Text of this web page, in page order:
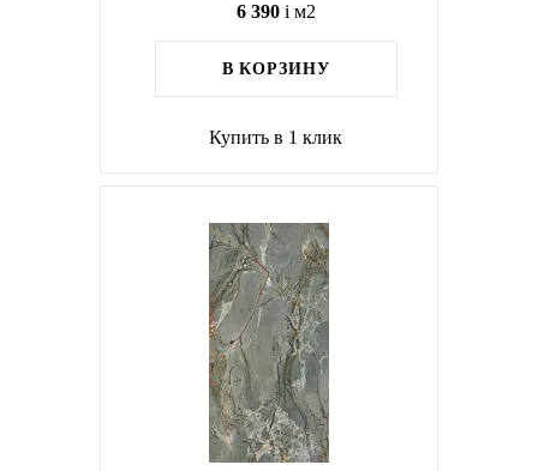
6 390 i м2
В КОРЗИНУ
Купить в 1 клик